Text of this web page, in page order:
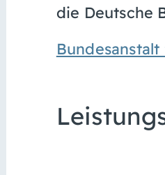
die Deutsche